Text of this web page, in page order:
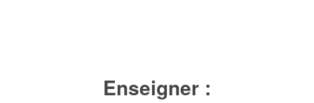
Enseigner :